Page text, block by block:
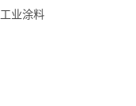
工业涂料